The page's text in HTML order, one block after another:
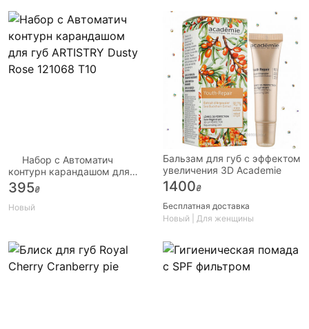
Набор с Автоматич
контурн карандашом для
губ ARTISTRY Dusty Rose
121068 Т10
395₴
Новый
Бальзам для губ с эффектом
увеличения 3D Academie
1400₴
Бесплатная доставка
Новый | Для женщины